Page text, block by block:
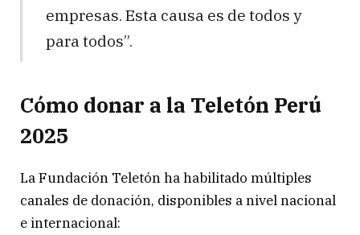
empresas. Esta causa es de todos y
para todos”.
Cómo donar a la Teletón Perú
2025
La Fundación Teletón ha habilitado múltiples
canales de donación, disponibles a nivel nacional
e internacional: